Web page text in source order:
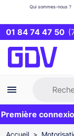
01 84 74 47 50
Qui sommes-nous ?
Première
et livraison 24/
connexion
EXCLU WEB
Accueil